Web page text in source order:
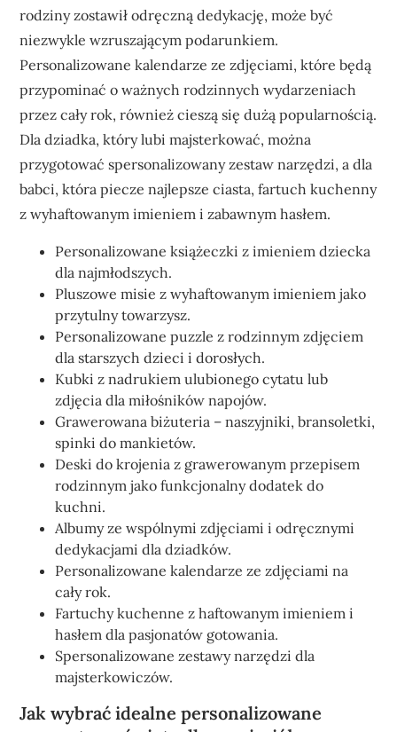
rodziny zostawił odręczną dedykację, może być
niezwykle wzruszającym podarunkiem.
Personalizowane kalendarze ze zdjęciami, które będą
przypominać o ważnych rodzinnych wydarzeniach
przez cały rok, również cieszą się dużą popularnością.
Dla dziadka, który lubi majsterkować, można
przygotować spersonalizowany zestaw narzędzi, a dla
babci, która piecze najlepsze ciasta, fartuch kuchenny
z wyhaftowanym imieniem i zabawnym hasłem.
Personalizowane książeczki z imieniem dziecka
dla najmłodszych.
Pluszowe misie z wyhaftowanym imieniem jako
przytulny towarzysz.
Personalizowane puzzle z rodzinnym zdjęciem
dla starszych dzieci i dorosłych.
Kubki z nadrukiem ulubionego cytatu lub
zdjęcia dla miłośników napojów.
Grawerowana biżuteria – naszyjniki, bransoletki,
spinki do mankietów.
Deski do krojenia z grawerowanym przepisem
rodzinnym jako funkcjonalny dodatek do
kuchni.
Albumy ze wspólnymi zdjęciami i odręcznymi
dedykacjami dla dziadków.
Personalizowane kalendarze ze zdjęciami na
cały rok.
Fartuchy kuchenne z haftowanym imieniem i
hasłem dla pasjonatów gotowania.
Spersonalizowane zestawy narzędzi dla
majsterkowiczów.
Jak wybrać idealne personalizowane